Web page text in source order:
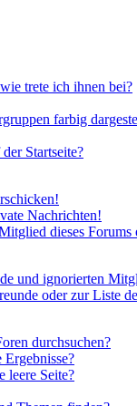
trete ich ihnen bei?
farbig
Startseite?
Nachrichten!
dieses Forums
und ignorierten
oder zur Liste
durchsuchen?
Ergebnisse?
leere Seite?